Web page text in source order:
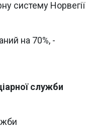
систему Норвегії
на 70%, -
служби